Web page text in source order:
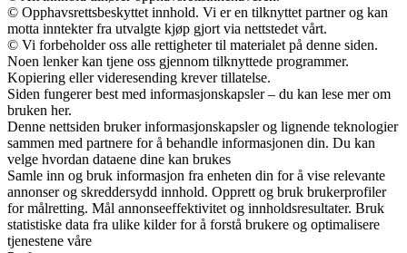
© Opphavsrettsbeskyttet innhold. Vi er en tilknyttet partner og kan
motta inntekter fra utvalgte kjøp gjort via nettstedet vårt.
© Vi forbeholder oss alle rettigheter til materialet på denne siden.
Noen lenker kan tjene oss gjennom tilknyttede programmer.
Kopiering eller videresending krever tillatelse.
Siden fungerer best med informasjonskapsler – du kan lese mer om
bruken her.
Denne nettsiden bruker informasjonskapsler og lignende teknologier
sammen med partnere for å behandle informasjonen din. Du kan
velge hvordan dataene dine kan brukes
Samle inn og bruk informasjon fra enheten din for å vise relevante
annonser og skreddersydd innhold. Opprett og bruk brukerprofiler
for målretting. Mål annonseeffektivitet og innholdsresultater. Bruk
statistiske data fra ulike kilder for å forstå brukere og optimalisere
tjenestene våre